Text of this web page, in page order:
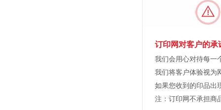
订印网对客户的承
我们会用心对待每一
我们将客户体验视为
如果您收到的印品出
注：订印网不承担商